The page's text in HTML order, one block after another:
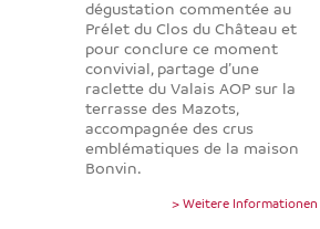
dégustation commentée au
Prélet du Clos du Château et
pour conclure ce moment
convivial, partage d’une
raclette du Valais AOP sur la
terrasse des Mazots,
accompagnée des crus
emblématiques de la maison
Bonvin.
> Weitere Informationen